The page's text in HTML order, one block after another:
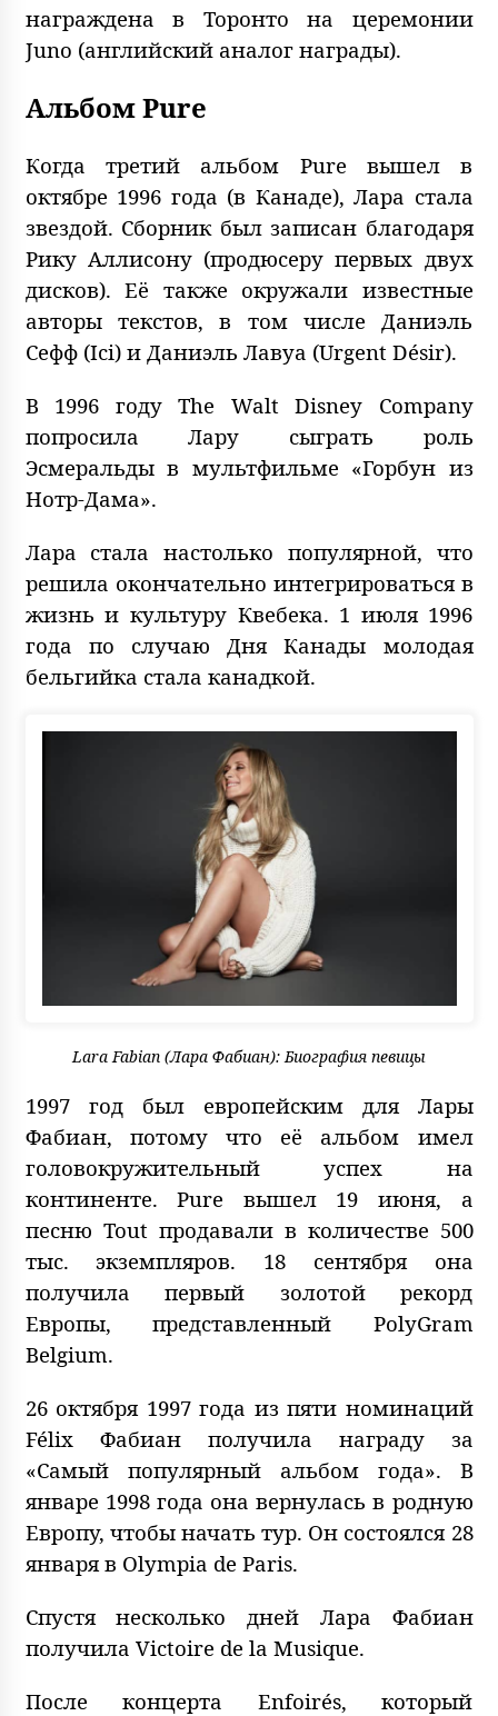
награждена в Торонто на церемонии
Juno (английский аналог награды).
Альбом Pure
Когда третий альбом Pure вышел в
октябре 1996 года (в Канаде), Лара стала
звездой. Сборник был записан благодаря
Рику Аллисону (продюсеру первых двух
дисков). Её также окружали известные
авторы текстов, в том числе Даниэль
Сефф (Ici) и Даниэль Лавуа (Urgent Désir).
В 1996 году The Walt Disney Company
попросила Лару сыграть роль
Эсмеральды в мультфильме «Горбун из
Нотр-Дама».
Лара стала настолько популярной, что
решила окончательно интегрироваться в
жизнь и культуру Квебека. 1 июля 1996
года по случаю Дня Канады молодая
бельгийка стала канадкой.
Lara Fabian (Лара Фабиан): Биография певицы
1997 год был европейским для Лары
Фабиан, потому что её альбом имел
головокружительный успех на
континенте. Pure вышел 19 июня, а
песню Tout продавали в количестве 500
тыс. экземпляров. 18 сентября она
получила первый золотой рекорд
Европы, представленный PolyGram
Belgium.
26 октября 1997 года из пяти номинаций
Félix Фабиан получила награду за
«Самый популярный альбом года». В
январе 1998 года она вернулась в родную
Европу, чтобы начать тур. Он состоялся 28
января в Olympia de Paris.
Спустя несколько дней Лара Фабиан
получила Victoire de la Musique.
После концерта Enfoirés, который